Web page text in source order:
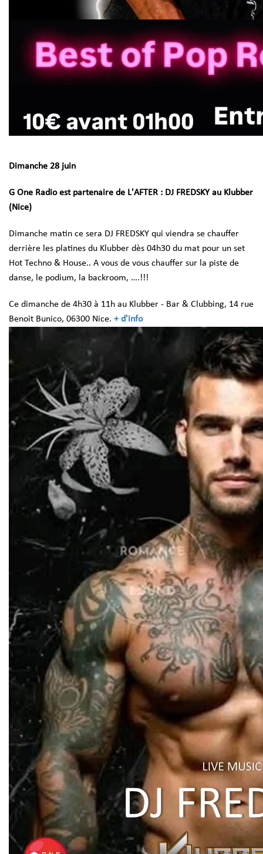
Dimanche 28 juin
G One Radio est partenaire de L'AFTER : DJ FREDSKY au Klubber
(Nice)
Dimanche matin ce sera DJ FREDSKY qui viendra se chauffer
derrière les platines du Klubber dès 04h30 du mat pour un set
Hot Techno & House.. A vous de vous chauffer sur la piste de
danse, le podium, la backroom, ….!!!
Ce dimanche de 4h30 à 11h au Klubber - Bar & Clubbing, 14 rue
Benoit Bunico, 06300 Nice. + d'info